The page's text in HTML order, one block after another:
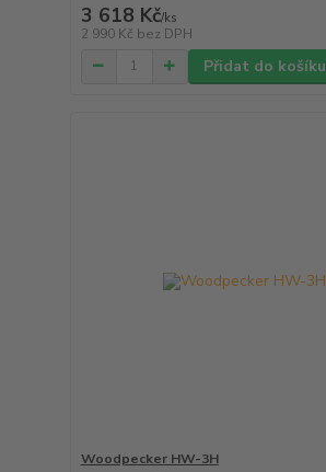
3 618 Kč/ks
2 990 Kč bez DPH
Přidat do košíku
Woodpecker HW-3H